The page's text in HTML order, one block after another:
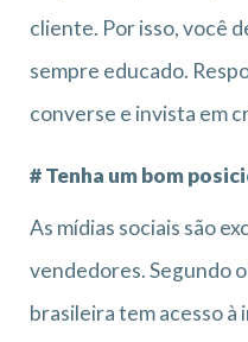
cliente. Por isso, você
sempre educado.
converse e invista em
# Tenha um bom
As mídias sociais são
vendedores. Segundo
brasileira tem acesso à